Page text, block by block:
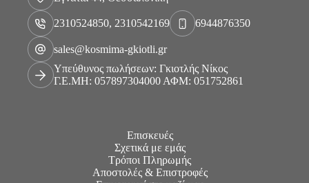
2310524850, 2310542169 6944876350
sales@kosmima-gkiotli.gr
Υπεύθυνος πωλήσεων: Γκιοτλής Νίκος
Γ.Ε.ΜΗ: 057897304000 ΑΦΜ: 051752861
Επισκευές
Σχετικά με εμάς
Τρόποι Πληρωμής
Αποστολές & Επιστροφές